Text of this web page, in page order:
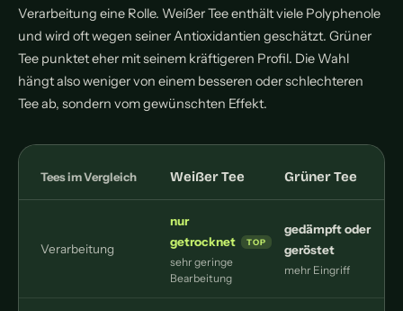
Verarbeitung eine Rolle. Weißer Tee enthält viele Polyphenole
und wird oft wegen seiner Antioxidantien geschätzt. Grüner
Tee punktet eher mit seinem kräftigeren Profil. Die Wahl
hängt also weniger von einem besseren oder schlechteren
Tee ab, sondern vom gewünschten Effekt.
Tees im Vergleich Weißer Tee Grüner Tee
Verarbeitung
nur
getrocknet
sehr geringe
Bearbeitung
gedämpft oder
geröstet
mehr Eingriff